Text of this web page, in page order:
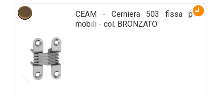
CEAM - Cerniera 503 fissa per
mobili - col. BRONZATO